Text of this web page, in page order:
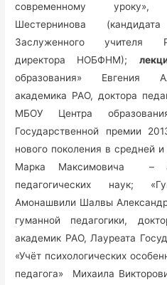
современному уроку»,
Шестернинова
Заслуженного учителя
директора НОБФНМ);
образования» Евгения
академика РАО, доктора
МБОУ Центра
Государственной премии
нового поколения в средней
Марка Максимовича –
педагогических наук;
Амонашвили Шалвы
гуманной педагогики,
академик РАО, Лауреата
«Учёт психологических
педагога» Михаила